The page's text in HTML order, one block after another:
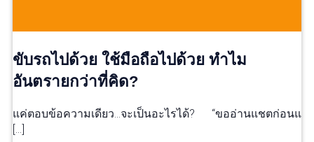
ขับรถไปด้วย ใช้มือถือไปด้วย ทำไม
อันตรายกว่าที่คิด?
แค่ตอบข้อความเดียว…จะเป็นอะไรได้? “ขออ่านแชตก่อนแ
[…]